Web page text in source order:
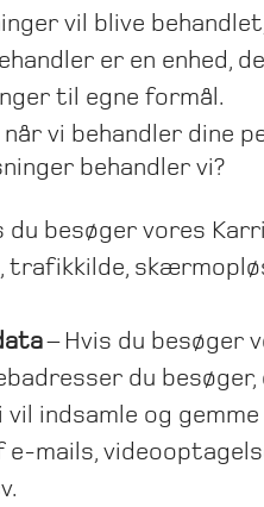
vil blive
er en enhed,
til egne formål.
vi behandler dine
behandler vi?
du besøger vores
trafikkilde,
– Hvis du besøger
du
vil indsamle og
mails,